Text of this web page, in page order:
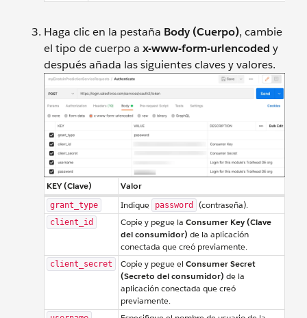
Haga clic en la pestaña Body (Cuerpo), cambie
el tipo de cuerpo a x-www-form-urlencoded y
después añada las siguientes claves y valores.
KEY (Clave) Valor
grant_type Indique password (contraseña).
client_id Copie y pegue la Consumer Key (Clave
del consumidor) de la aplicación
conectada que creó previamente.
client_secret Copie y pegue el Consumer Secret
(Secreto del consumidor) de la
aplicación conectada que creó
previamente.